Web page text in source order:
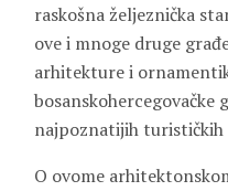
raskošna željeznička
ove i mnoge druge
arhitekture i
bosanskohercegovačke
najpoznatijih turističkih
O ovome